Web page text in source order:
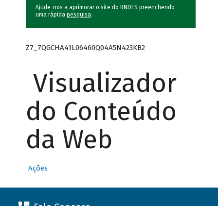
Ajude-nos a aprimorar o site do BNDES preenchendo
uma rápida pesquisa.
Z7_7QGCHA41L06460Q04A5N423KB2
Visualizador
do Conteúdo
da Web
Ações